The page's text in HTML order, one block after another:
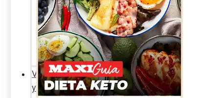
Sexualidad
responsable
En
la
percha
Vida
y